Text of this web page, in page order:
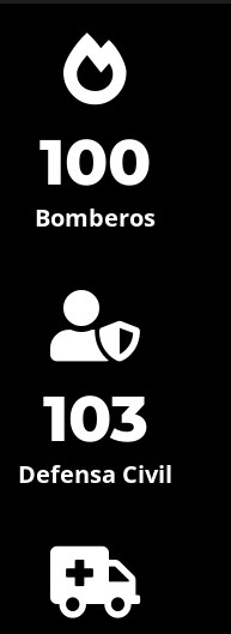

100
Bomberos

103
Defensa Civil
